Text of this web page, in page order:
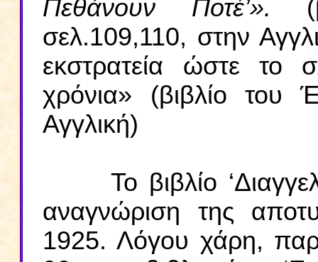
Πεθάνουν Ποτέ’».
σελ.109,110, στην
εκστρατεία ώστε το
χρόνια» (βιβλίο
Αγγλική)
Το βιβλίο
αναγνώριση της
1925. Λόγου χάρη,